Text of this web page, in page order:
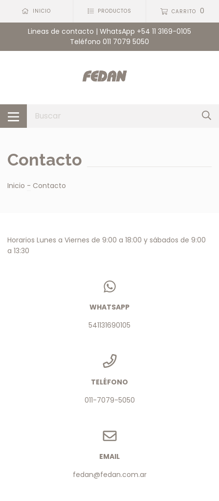
INICIO PRODUCTOS CARRITO 0
Lineas de contacto | WhatsApp +54 11 3169-0105
Teléfono 011 7079 5050
Contacto
Inicio - Contacto
Horarios Lunes a Viernes de 9:00 a 18:00 y sábados de 9:00
a 13:30
WHATSAPP
541131690105
TELÉFONO
011-7079-5050
EMAIL
fedan@fedan.com.ar